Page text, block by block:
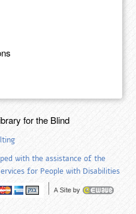
for the Blind
with the assistance of the
for People with Disabilities